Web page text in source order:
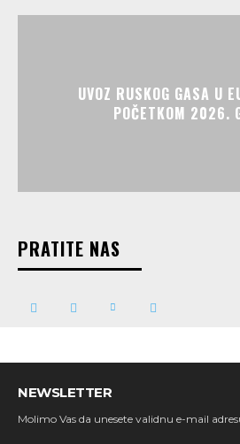
UVOZ RUSKOG GASA U
POČETKOM 2026.
PRATITE NAS
NEWSLETTER
Molimo Vas da unesete validnu e-mail